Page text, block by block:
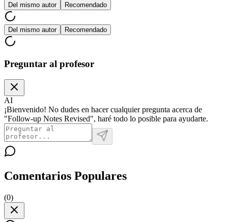
Del mismo autor Recomendado
Del mismo autor Recomendado
Preguntar al profesor
AI
¡Bienvenido! No dudes en hacer cualquier pregunta acerca de
"Follow-up Notes Revised", haré todo lo posible para ayudarte.
Comentarios Populares
(0)